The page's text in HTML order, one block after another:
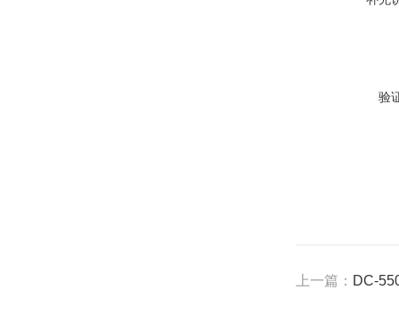
验
上一篇： DC-